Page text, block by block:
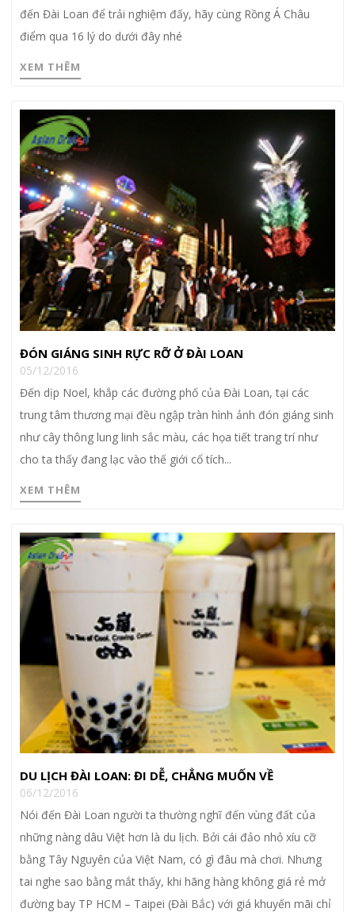
đến Đài Loan để trải nghiệm đấy, hãy cùng Rồng Á Châu
điểm qua 16 lý do dưới đây nhé
XEM THÊM
ĐÓN GIÁNG SINH RỰC RỠ Ở ĐÀI LOAN
05/12/2016
Đến dịp Noel, khắp các đường phố của Đài Loan, tại các
trung tâm thương mại đều ngập tràn hình ảnh đón giáng sinh
như cây thông lung linh sắc màu, các họa tiết trang trí như
cho ta thấy đang lạc vào thế giới cổ tích...
XEM THÊM
DU LỊCH ĐÀI LOAN: ĐI DỄ, CHẲNG MUỐN VỀ
06/12/2016
Nói đến Đài Loan người ta thường nghĩ đến vùng đất của
những nàng dâu Việt hơn là du lịch. Bởi cái đảo nhỏ xíu cỡ
bằng Tây Nguyên của Việt Nam, có gì đâu mà chơi. Nhưng
tai nghe sao bằng mắt thấy, khi hãng hàng không giá rẻ mở
đường bay TP HCM – Taipei (Đài Bắc) với giá khuyến mãi chỉ